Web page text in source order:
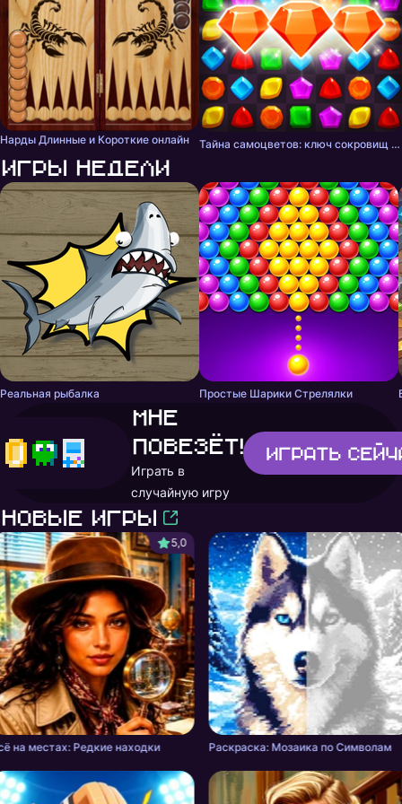
Нарды Длинные и Короткие онлайн Тайна самоцветов: ключ сокровищ - три в ряд
Игры недели
Реальная рыбалка Простые Шарики Стрелялки
Мне
повезёт!
Играть в
случайную игру
Играть
Новые игры
5,0
на местах: Редкие находки Раскраска: Мозаика по Символам